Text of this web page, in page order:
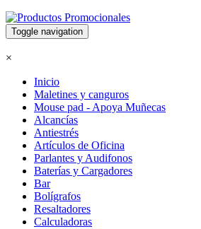
Toggle navigation
×
Inicio
Maletines y canguros
Mouse pad - Apoya Muñecas
Alcancías
Antiestrés
Artículos de Oficina
Parlantes y Audifonos
Baterías y Cargadores
Bar
Bolígrafos
Resaltadores
Calculadoras